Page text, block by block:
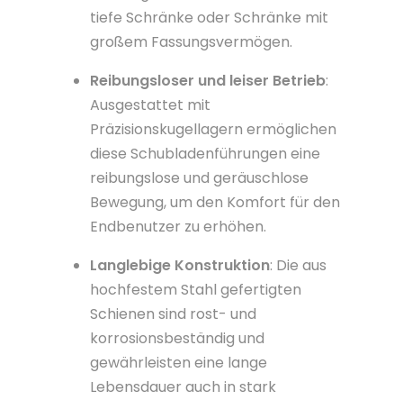
tiefe Schränke oder Schränke mit
großem Fassungsvermögen.
Reibungsloser und leiser Betrieb:
Ausgestattet mit
Präzisionskugellagern ermöglichen
diese Schubladenführungen eine
reibungslose und geräuschlose
Bewegung, um den Komfort für den
Endbenutzer zu erhöhen.
Langlebige Konstruktion: Die aus
hochfestem Stahl gefertigten
Schienen sind rost- und
korrosionsbeständig und
gewährleisten eine lange
Lebensdauer auch in stark